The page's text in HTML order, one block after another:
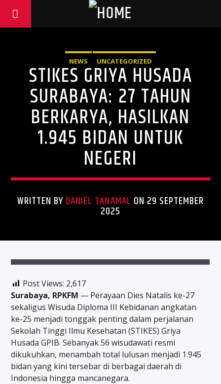
NEWS UNCATEGORIZED
STIKES GRIYA HUSADA
SURABAYA: 27 TAHUN
BERKARYA, HASILKAN
1.945 BIDAN UNTUK
NEGERI
WRITTEN BYDANIEL TANAMAL ON 29 SEPTEMBER
2025
Post Views: 2,617
Surabaya, RPKFM — Perayaan Dies Natalis ke-27
sekaligus Wisuda Diploma III Kebidanan angkatan
ke-25 menjadi tonggak penting dalam perjalanan
Sekolah Tinggi Ilmu Kesehatan (STIKES) Griya
Husada GPIB. Sebanyak 56 wisudawati resmi
dikukuhkan, menambah total lulusan menjadi 1.945
bidan yang kini tersebar di berbagai daerah di
Indonesia hingga mancanegara.